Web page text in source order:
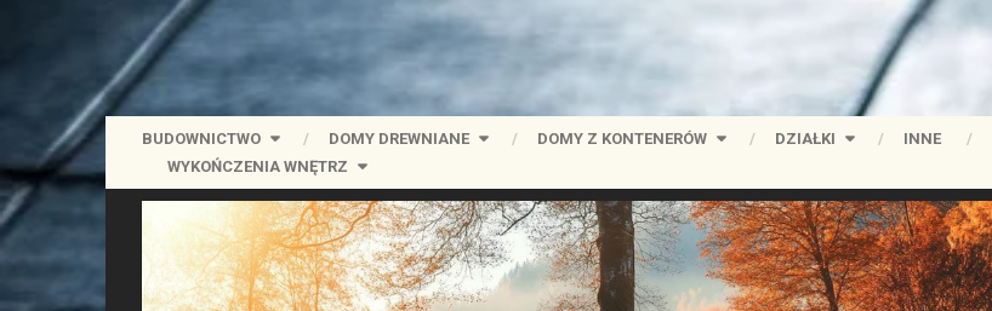
BUDOWNICTWO DOMY DREWNIANE DOMY Z KONTENERÓW DZIAŁKI INNE
WYKOŃCZENIA WNĘTRZ